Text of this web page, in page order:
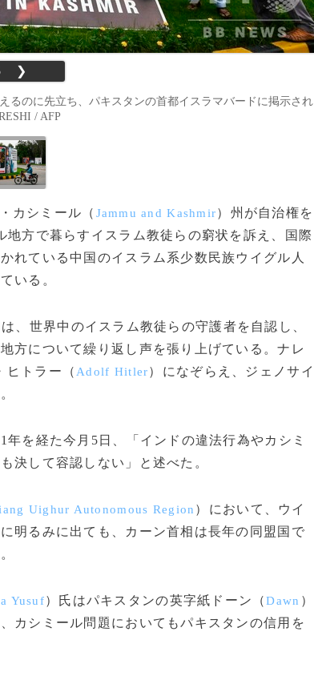
❯
るのに先立ち、パキスタンの首都イスラマバードに掲示され
/ AFP
カシミール（ Jammu and Kashmir）州が自治権を
方で暮らすイスラム教徒らの窮状を訴え、国際
れている中国のイスラム系少数民族ウイグル人
いる。
、世界中のイスラム教徒らの守護者を自認し、
方について繰り返し声を張り上げている。ナレ
ヒトラー（ Adolf Hitler）になぞらえ、ジェノサイ
を経た今月5日、「インドの違法行為やカシミ
決して容認しない」と述べた。
Uighur Autonomous Region ）において、ウイ
明るみに出ても、カーン首相は長年の同盟国で
Yusuf）氏はパキスタンの英字紙ドーン（Dawn ）
カシミール問題においてもパキスタンの信用を